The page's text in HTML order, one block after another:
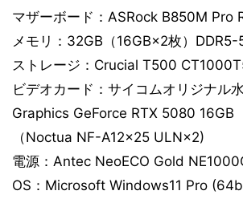
マザーボード：ASRock B850M Pro
メモリ：32GB（16GB×2枚）
ストレージ：Crucial T500
ビデオカード：サイコムオリジナル
Graphics GeForce RTX 5080 16GB
（Noctua NF-A12x25 ULN×2)
電源：Antec NeoECO Gold
OS：Microsoft Windows11 Pro